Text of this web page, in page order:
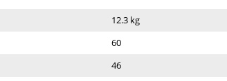
12.3 kg
60
46